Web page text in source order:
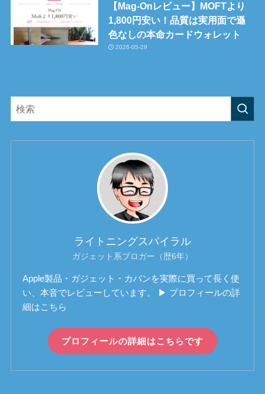
【Mag-Onレビュー】MOFTより
1,800円安い！品質は実用面で遜
色なしの本命カードウォレット
2026-05-29
ライトニングスパイラル
ガジェット系ブロガー（歴6年）
Apple製品・ガジェット・カバンを実際に買って長く使
い、本音でレビューしています。 ▶ プロフィールの詳
細はこちら
プロフィールの詳細はこちらです